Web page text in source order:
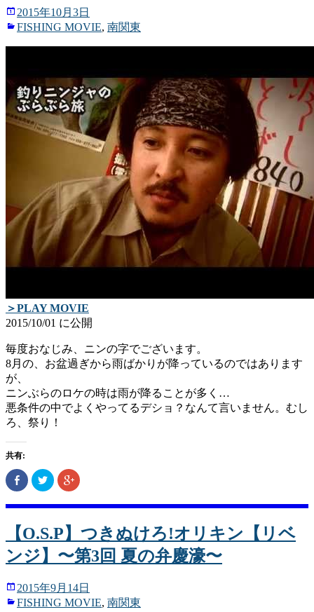
で
開
き
ま
で
開
き
ま
2015年10月3日
FISHING MOVIE, 南関東
＞PLAY MOVIE
2015/10/01 に公開
毎度おなじみ、ニンの字でございます。
8月の、お盆過ぎから雨ばかりが降っているのではあります
が、
ニンぶらのロケの時は雨が降ることが多く…
悪条件の中でよくやってるデショ？なんて言いません。むし
ろ、祭り！
共有:
Facebook
で
有
(新
い
ウ
ィ
ン
ド
開
き
ま
ク
リ
ク
し
Twitter
で
共
(新
ウ
ィ
ン
ク
リ
ク
し
Google+
共
有
(新
ウ
ィ
ン
【O.S.P】つきぬけろ!オリキン【リベ
ンジ】〜第3回 夏の弁慶濠〜
2015年9月14日
FISHING MOVIE, 南関東